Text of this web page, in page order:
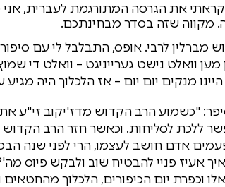
את הגרסה המתורגמת לעברית,
מקווה שזה בסדר מבחינתכם.
מברלין לרבי. אופס, התבלבל לי עם
וואלט נישט גערייניגט – וואלט די
מנקים יום יום – אז הלכלוך היה מגיע
"כשמוע הרב הקדוש מדז'יקוב זי"ע
ללכת לסליחות. וכאשר חזר הרב
אדם חושב לעצמו, הרי לפני שנה
אעיז פניי להבטיח שוב ולבקש פיוס
וכפרת יום הכיפורים, הלכלוך